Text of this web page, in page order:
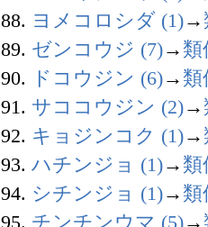
88. ヨメコロシダ (1)→
89. ゼンコウジ (7)→ 類
90.
ドコウジン (6)→ 類
91. サココウジン (2)→
92. キョジンコク (1)→
93. ハチンジョ (1)→ 類
94. シチンジョ (1)→ 類
95. チンチンウマ (5)→